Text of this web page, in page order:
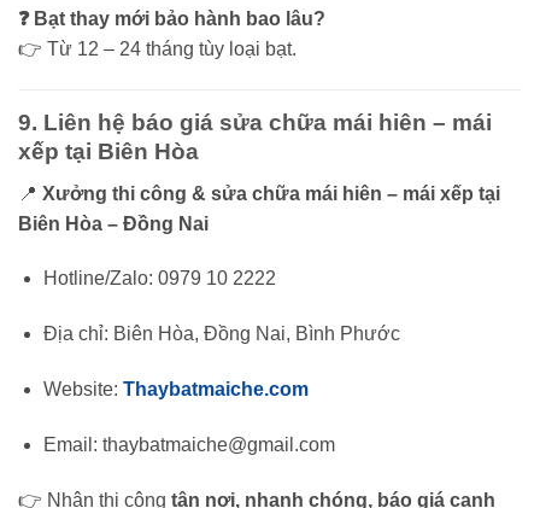
❓ Bạt thay mới bảo hành bao lâu?
👉 Từ 12 – 24 tháng tùy loại bạt.
9. Liên hệ báo giá sửa chữa mái hiên – mái
xếp tại Biên Hòa
📍 Xưởng thi công & sửa chữa mái hiên – mái xếp tại
Biên Hòa – Đồng Nai
Hotline/Zalo: 0979 10 2222
Địa chỉ: Biên Hòa, Đồng Nai, Bình Phước
Website: Thaybatmaiche.com
Email: thaybatmaiche@gmail.com
👉 Nhận thi công tận nơi, nhanh chóng, báo giá cạnh